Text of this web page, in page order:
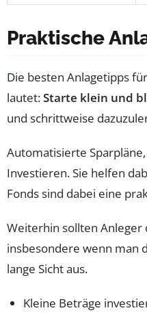
Praktische
Die besten Anlagetipps
lautet:Starte klein und
und schrittweise
Automatisierte
Investieren. Sie helfen
Fonds sind dabei eine
Weiterhin sollten Anleger
insbesondere wenn man
lange Sicht aus.
Kleine Beträge